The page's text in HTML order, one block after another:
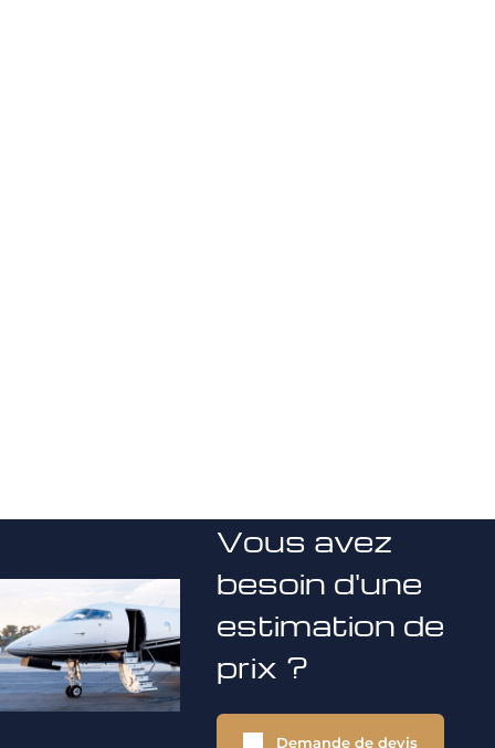
Vous avez
besoin d'une
estimation de
prix ?
Demande de devis